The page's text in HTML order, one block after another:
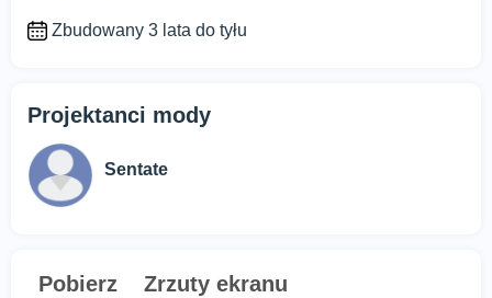
Zbudowany 3 lata do tyłu
Projektanci mody
Sentate
Pobierz Zrzuty ekranu